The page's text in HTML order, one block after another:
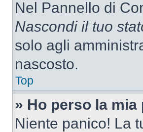
Nel Pannello di
Nascondi il tuo
solo agli
nascosto.
Top
» Ho perso la mia
Niente panico! La